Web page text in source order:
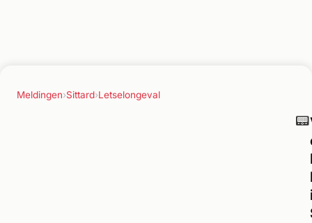
Meldingen›Sittard›Letselongeval
📟